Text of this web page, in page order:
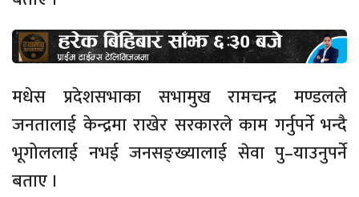
मधेस प्रदेशसभाका सभामुख रामचन्द्र मण्डलले
जनतालाई केन्द्रमा राखेर सरकारले काम गर्नुपर्ने भन्दै
भूगोललाई नभई जनसङ्ख्यालाई सेवा पु–याउनुपर्ने
बताए ।